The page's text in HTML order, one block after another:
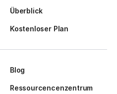
Überblick
Kostenloser Plan
Blog
Ressourcencenzentrum